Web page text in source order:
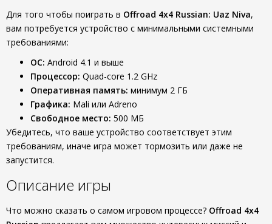
Для того чтобы поиграть в Offroad 4x4 Russian: Uaz Niva,
вам потребуется устройство с минимальными системными
требованиями:
ОС: Android 4.1 и выше
Процессор: Quad-core 1.2 GHz
Оперативная память: минимум 2 ГБ
Графика: Mali или Adreno
Свободное место: 500 МБ
Убедитесь, что ваше устройство соответствует этим
требованиям, иначе игра может тормозить или даже не
запустится.
Описание игры
Что можно сказать о самом игровом процессе? Offroad 4x4